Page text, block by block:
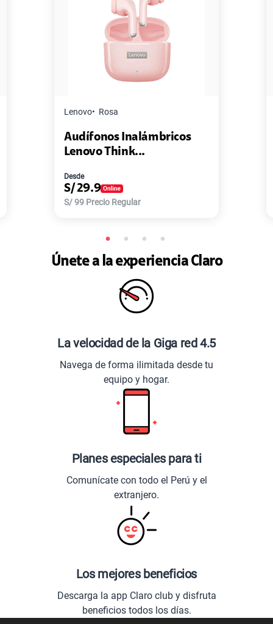
Lenovo Rosa
Audífonos Inalámbricos
Lenovo Think...
Desde
S/ 29.9
S/99 Precio Regular
Únete a la experiencia Claro
La velocidad de la Giga red 4.5
Navega de forma ilimitada desde tu
equipo y hogar.
Planes especiales para ti
Comunícate con todo el Perú y el
extranjero.
Los mejores beneficios
Descarga la app Claro club y disfruta
beneficios todos los días.